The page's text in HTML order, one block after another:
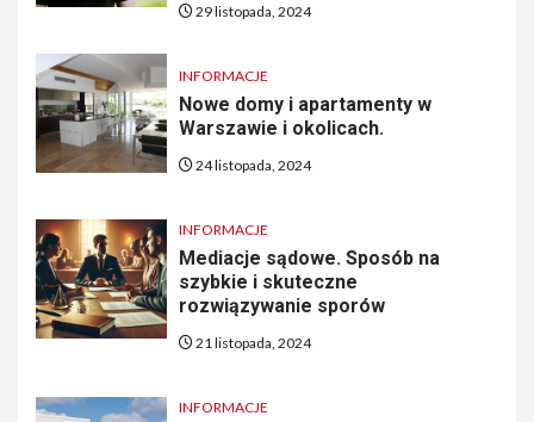
29 listopada, 2024
INFORMACJE
Nowe domy i apartamenty w
Warszawie i okolicach.
24 listopada, 2024
INFORMACJE
Mediacje sądowe. Sposób na
szybkie i skuteczne
rozwiązywanie sporów
21 listopada, 2024
INFORMACJE